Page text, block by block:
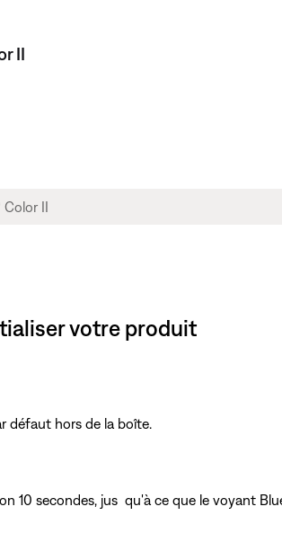
II
votre produit
défaut hors de la boîte.
10 secondes, jus qu'à ce que le voyant